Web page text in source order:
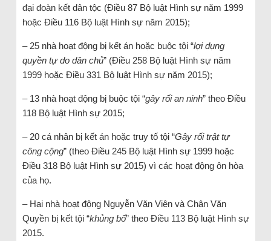
đại đoàn kết dân tộc (Điều 87 Bộ luật Hình sự năm 1999
hoặc Điều 116 Bộ luật Hình sự năm 2015);
– 25 nhà hoạt động bị kết án hoặc buộc tội “lợi dụng
quyền tự do dân chủ” (Điều 258 Bộ luật Hình sự năm
1999 hoặc Điều 331 Bộ luật Hình sự năm 2015);
– 13 nhà hoạt động bị buộc tội “gây rối an ninh” theo Điều
118 Bộ luật Hình sự 2015;
– 20 cá nhân bị kết án hoặc truy tố tội “Gây rối trật tự
công cộng” (theo Điều 245 Bộ luật Hình sự 1999 hoặc
Điều 318 Bộ luật Hình sự 2015) vì các hoạt động ôn hòa
của họ.
– Hai nhà hoạt động Nguyễn Văn Viên và Chân Văn
Quyền bị kết tội “khủng bố” theo Điều 113 Bộ luật Hình sự
2015.